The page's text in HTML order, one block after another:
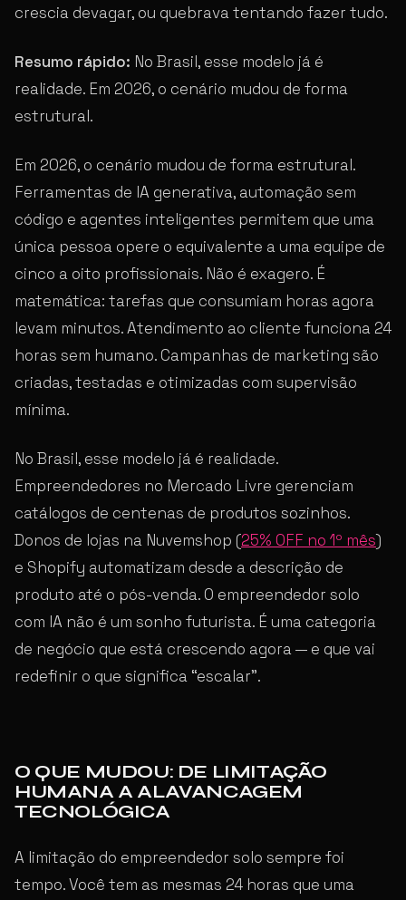
crescia devagar, ou quebrava tentando fazer tudo.
Resumo rápido: No Brasil, esse modelo já é
realidade. Em 2026, o cenário mudou de forma
estrutural.
Em 2026, o cenário mudou de forma estrutural.
Ferramentas de IA generativa, automação sem
código e agentes inteligentes permitem que uma
única pessoa opere o equivalente a uma equipe de
cinco a oito profissionais. Não é exagero. É
matemática: tarefas que consumiam horas agora
levam minutos. Atendimento ao cliente funciona 24
horas sem humano. Campanhas de marketing são
criadas, testadas e otimizadas com supervisão
mínima.
No Brasil, esse modelo já é realidade.
Empreendedores no Mercado Livre gerenciam
catálogos de centenas de produtos sozinhos.
Donos de lojas na Nuvemshop (25% OFF no 1º mês)
e Shopify automatizam desde a descrição de
produto até o pós-venda. O empreendedor solo
com IA não é um sonho futurista. É uma categoria
de negócio que está crescendo agora — e que vai
redefinir o que significa “escalar”.
O QUE MUDOU: DE LIMITAÇÃO
HUMANA A ALAVANCAGEM
TECNOLÓGICA
A limitação do empreendedor solo sempre foi
tempo. Você tem as mesmas 24 horas que uma